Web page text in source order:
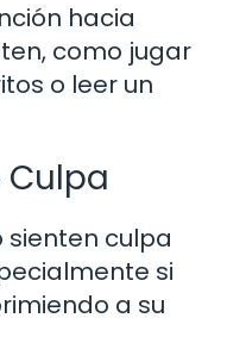
hacia
como jugar
o leer un
sienten culpa
si
a su